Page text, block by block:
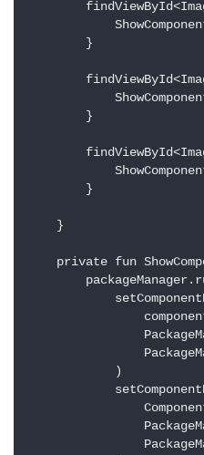
        }
        }
        }
    }
private fun
            )